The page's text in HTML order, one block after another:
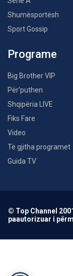
Shumësportësh
Sport Gossip
Programe
Big Brother VIP
Për’puthen
Shqipëria LIVE
Fiks Fare
Video
Të gjitha programet
Guida TV
© Top Channel
paautorizuar i